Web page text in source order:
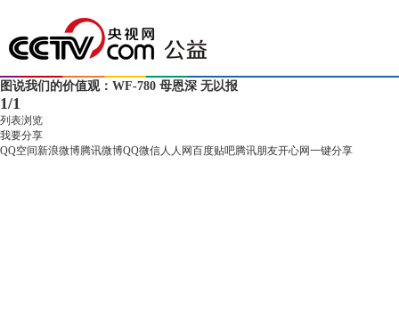
图说我们的价值观：WF-780 母恩深 无以报
1/1
列表浏览
我要分享
QQ空间新浪微博腾讯微博QQ微信人人网百度贴吧腾讯朋友开心网一键分享